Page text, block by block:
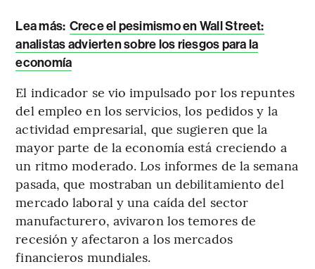
Lea más: Crece el pesimismo en Wall Street:
analistas advierten sobre los riesgos para la
economía
El indicador se vio impulsado por los repuntes
del empleo en los servicios, los pedidos y la
actividad empresarial, que sugieren que la
mayor parte de la economía está creciendo a
un ritmo moderado. Los informes de la semana
pasada, que mostraban un debilitamiento del
mercado laboral y una caída del sector
manufacturero, avivaron los temores de
recesión y afectaron a los mercados
financieros mundiales.